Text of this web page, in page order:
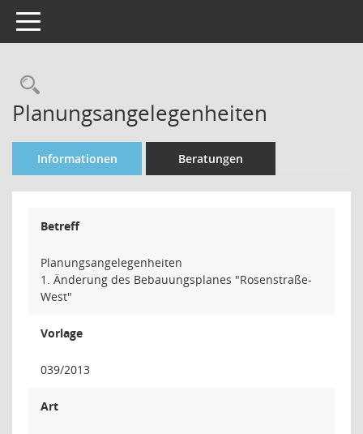
Toggle navigation
Rechercheauswahl
Planungsangelegenheiten
Informationen Beratungen
Betreff
Planungsangelegenheiten
1. Änderung des Bebauungsplanes "Rosenstraße-
West"
Vorlage
039/2013
Art